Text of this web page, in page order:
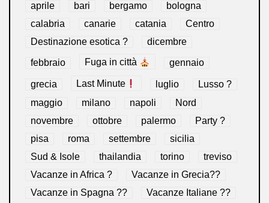
aprile
bari bergamo
bologna
calabria
canarie catania
Centro
Destinazione esotica ?
dicembre
febbraio Fuga in città gennaio
grecia Last Minute luglio
Lusso ?
maggio
milano napoli
Nord
novembre
ottobre palermo
Party ?
pisa
roma settembre
sicilia
Sud & Isole
thailandia torino
treviso
Vacanze in Africa ?
Vacanze in Grecia??
Vacanze in Spagna ??
Vacanze Italiane ??